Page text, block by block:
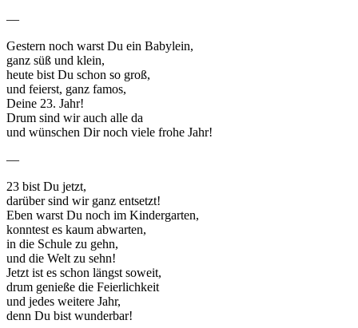
—
Gestern noch warst Du ein Babylein,
ganz süß und klein,
heute bist Du schon so groß,
und feierst, ganz famos,
Deine 23. Jahr!
Drum sind wir auch alle da
und wünschen Dir noch viele frohe Jahr!
—
23 bist Du jetzt,
darüber sind wir ganz entsetzt!
Eben warst Du noch im Kindergarten,
konntest es kaum abwarten,
in die Schule zu gehn,
und die Welt zu sehn!
Jetzt ist es schon längst soweit,
drum genieße die Feierlichkeit
und jedes weitere Jahr,
denn Du bist wunderbar!